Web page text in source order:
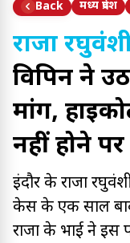
Back मध्य प्रदेश
राजा
विपिन ने
मांग,
नहीं होने
इंदौर के राजा
केस के एक साल बाद
राजा के भाई ने इस